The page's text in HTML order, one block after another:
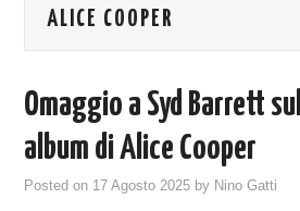
NEWS
SYD BARRETT – ALLE SOGLIE
DELL’ALBA
ALICE COOPER
Omaggio a Syd Barrett
album di Alice Cooper
Posted on 17 Agosto 2025 by Nino Gatti